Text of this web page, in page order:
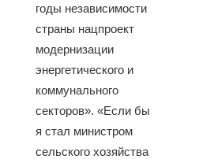
годы независимости
страны нацпроект
модернизации
энергетического и
коммунального
секторов». «Если бы
я стал министром
сельского хозяйства